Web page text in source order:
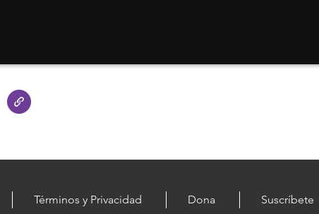
Términos y Privacidad Dona Suscríbete